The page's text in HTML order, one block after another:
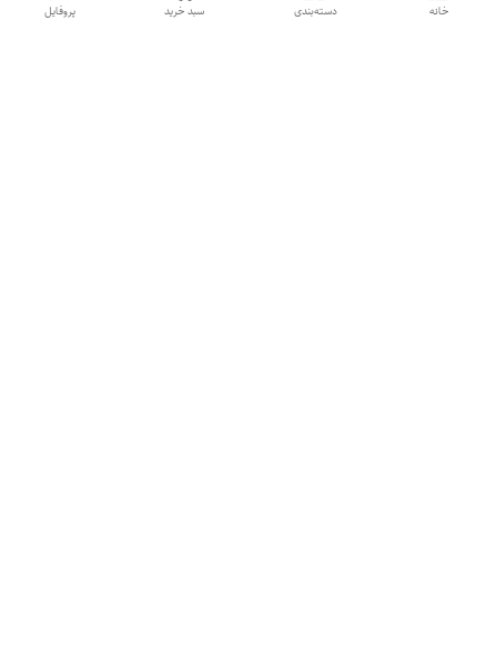
پروفایل سبد خرید دسته‌بندی خانه